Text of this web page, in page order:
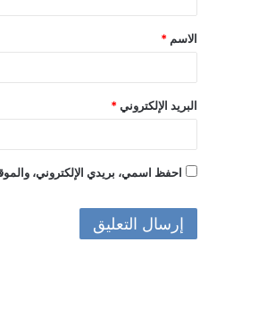
ق
*
الاسم *
البريد الإلكتروني *
احفظ اسمي، بريدي الإلكتروني،